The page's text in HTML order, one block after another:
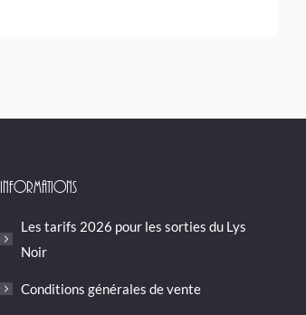
Informations
Les tarifs 2026 pour les sorties du Lys
Noir
Conditions générales de vente